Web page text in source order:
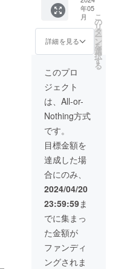
品を支
援者が
販売出
来る権
利 この
5点を考
えてお
ります
が起業
後、支
援者様
とコン
試供品
の発
送、イ
ベント
の告知
や招待
なども
できれ
ばと思
いま
す。
シーク
レット
前の記
験販売
や販売
に関わ
るご通
達 ④支
援者の
みが入
れる
シーク
レット
成、販
売 ⑤商
品の製
品制作
後に、
夢プロ
ジェク
トの商
品を支
援者が
販売出
来る権
利 ⑥商
年05
月
詳細を見る
こ
の
リ
タ
ー
ン
を
選
択
す
る
このプロ
ジェクト
は、All-or-
Nothing方式
です。
目標金額を
達成した場
合にのみ、
2024/04/20
23:59:59ま
でに集まっ
た金額が
ファンディ
ングされま